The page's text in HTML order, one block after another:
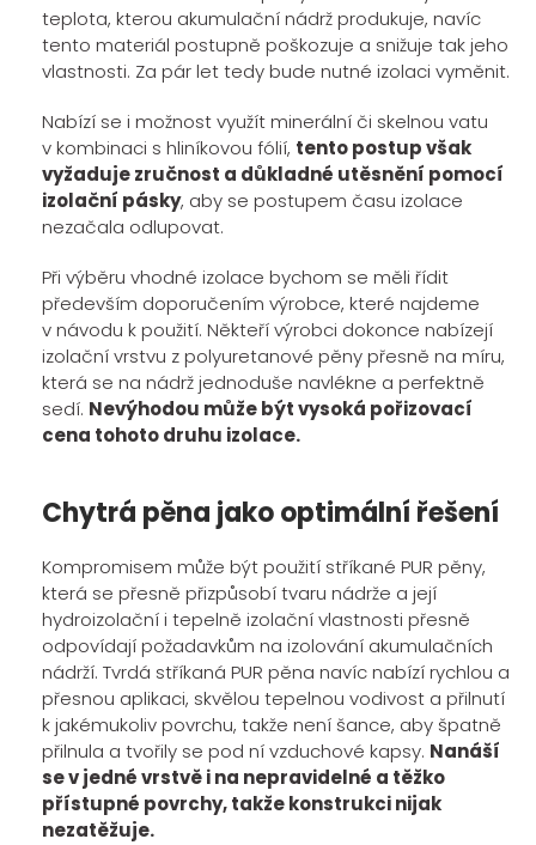
teplota, kterou akumulační nádrž produkuje, navíc
tento materiál postupně poškozuje a snižuje tak jeho
vlastnosti. Za pár let tedy bude nutné izolaci vyměnit.
Nabízí se i možnost využít minerální či skelnou vatu
v kombinaci s hliníkovou fólií, tento postup však
vyžaduje zručnost a důkladné utěsnění pomocí
izolační pásky, aby se postupem času izolace
nezačala odlupovat.
Při výběru vhodné izolace bychom se měli řídit
především doporučením výrobce, které najdeme
v návodu k použití. Někteří výrobci dokonce nabízejí
izolační vrstvu z polyuretanové pěny přesně na míru,
která se na nádrž jednoduše navlékne a perfektně
sedí. Nevýhodou může být vysoká pořizovací
cena tohoto druhu izolace.
Chytrá pěna jako optimální řešení
Kompromisem může být použití stříkané PUR pěny,
která se přesně přizpůsobí tvaru nádrže a její
hydroizolační i tepelně izolační vlastnosti přesně
odpovídají požadavkům na izolování akumulačních
nádrží. Tvrdá stříkaná PUR pěna navíc nabízí rychlou a
přesnou aplikaci, skvělou tepelnou vodivost a přilnutí
k jakémukoliv povrchu, takže není šance, aby špatně
přilnula a tvořily se pod ní vzduchové kapsy. Nanáší
se v jedné vrstvě i na nepravidelné a těžko
přístupné povrchy, takže konstrukci nijak
nezatěžuje.